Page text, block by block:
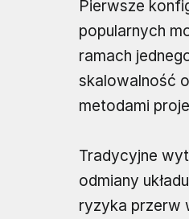
Pierwsze
popularnych
ramach
skalowalność
metodami
Tradycyjne
odmiany
ryzyka przerw